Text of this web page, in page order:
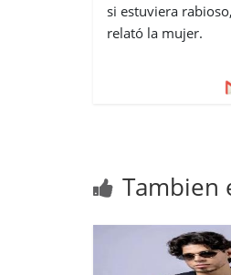
si estuviera
relató la mujer.
Tambien